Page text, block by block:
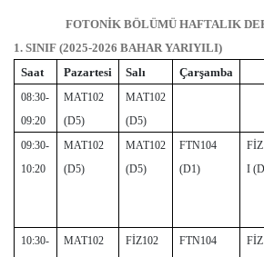
FOTONİK BÖLÜMÜ HAFTALIK
1. SINIF (2025-2026 BAHAR YARIYILI)
Saat
Pazartesi Salı Çarşamba
08:30-
09:20
MAT102
(D5)
MAT102
(D5)
09:30-
10:20
MAT102
(D5)
MAT102
(D5)
FTN104
(D1)
I
10:30-
MAT102
FİZ102
FTN104